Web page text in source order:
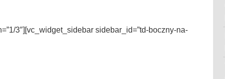
3″][vc_widget_sidebar sidebar_id=”td-boczny-na-